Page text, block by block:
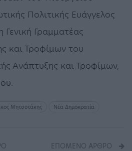
Πολιτικής Ευάγγελος
Γενική Γραμματέας
και Τροφίμων του
Ανάπτυξης και Τροφίμων,
Μητσοτάκης Νέα Δημοκρατία
ΕΠΌΜΕΝΟ ΆΡΘΡΟ